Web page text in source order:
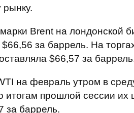
Brent на лондонской
за баррель. На
$66,57 за
на февраль утром в
итогам прошлой сессии их
за баррель.